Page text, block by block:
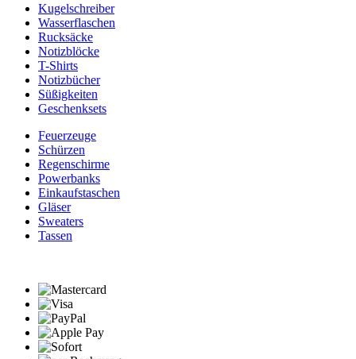
Kugelschreiber
Wasserflaschen
Rucksäcke
Notizblöcke
T-Shirts
Notizbücher
Süßigkeiten
Geschenksets
Feuerzeuge
Schürzen
Regenschirme
Powerbanks
Einkaufstaschen
Gläser
Sweaters
Tassen